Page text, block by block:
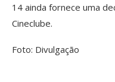
14 ainda fornece uma
Cineclube.
Foto: Divulgação